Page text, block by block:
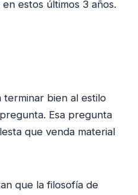
estos últimos 3 años.
terminar bien al estilo
Esa pregunta
que venda material
que la filosofía de